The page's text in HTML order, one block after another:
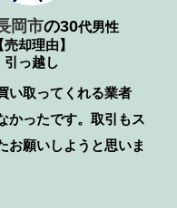
岡市の30代男性
売却理由】
引っ越し
い取ってくれる業者
かったです。取引もス
お願いしようと思いま